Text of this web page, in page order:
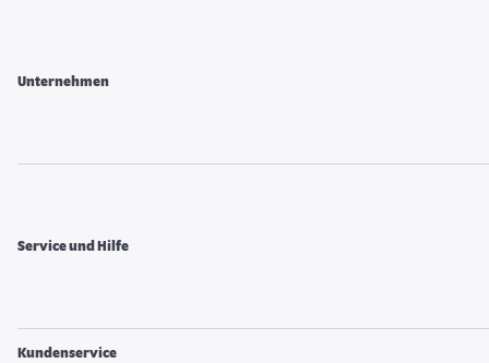
Unternehmen
Service und Hilfe
Kundenservice